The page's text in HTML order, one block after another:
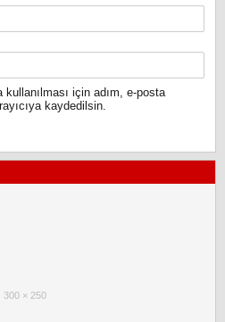
kullanılması için adım, e-posta
kaydedilsin.
300 × 250